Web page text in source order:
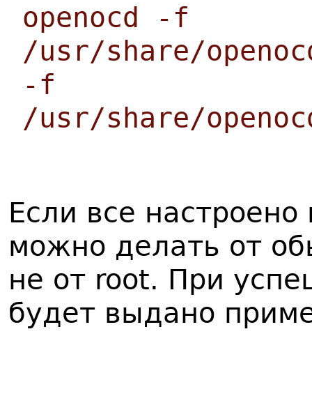
openocd -f
/usr/share/
-f
/usr/share/
Если все
можно делать от
не от root. При
будет выдано